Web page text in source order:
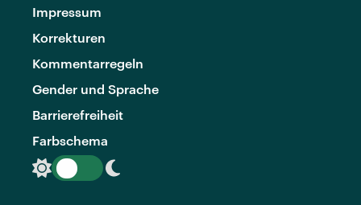
Impressum
Korrekturen
Kommentarregeln
Gender und Sprache
Barrierefreiheit
Farbschema